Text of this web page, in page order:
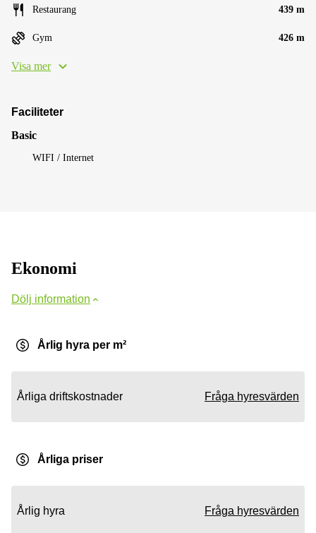
Restaurang 439 m
Gym 426 m
Visa mer
Faciliteter
Basic
WIFI / Internet
Ekonomi
Dölj information
Årlig hyra per m²
Årliga driftskostnader Fråga hyresvärden
Årliga priser
Årlig hyra Fråga hyresvärden